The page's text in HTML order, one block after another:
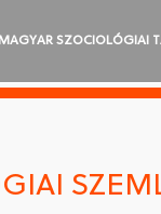
MAGYAR SZOCIOLÓGIAI